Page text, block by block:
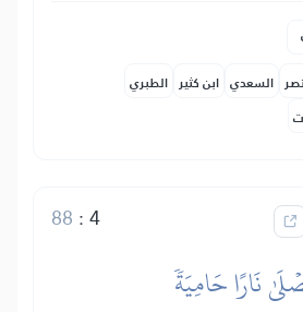
السعدي ابن كثير الطبري
4
:
88
نَارًا حَامِيَةٗ